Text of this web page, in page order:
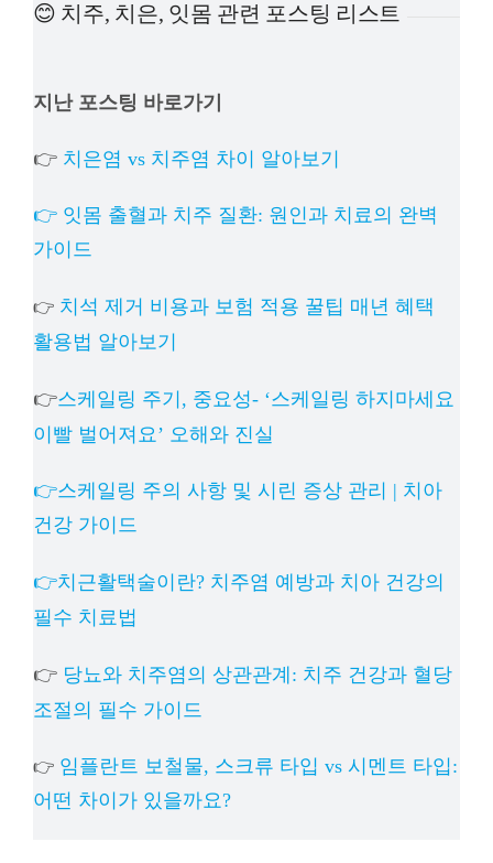
😊 치주, 치은, 잇몸 관련 포스팅 리스트
지난 포스팅 바로가기
👉 치은염 vs 치주염 차이 알아보기
👉 잇몸 출혈과 치주 질환: 원인과 치료의 완벽
가이드
👉 치석 제거 비용과 보험 적용 꿀팁 매년 혜택
활용법 알아보기
👉스케일링 주기, 중요성- ‘스케일링 하지마세요
이빨 벌어져요’ 오해와 진실
👉스케일링 주의 사항 및 시린 증상 관리 | 치아
건강 가이드
👉치근활택술이란? 치주염 예방과 치아 건강의
필수 치료법
👉 당뇨와 치주염의 상관관계: 치주 건강과 혈당
조절의 필수 가이드
👉 임플란트 보철물, 스크류 타입 vs 시멘트 타입:
어떤 차이가 있을까요?